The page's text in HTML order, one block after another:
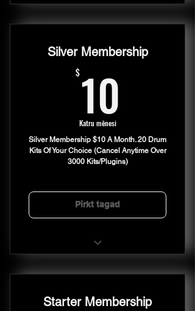
Every Month For $6
Silver Membership
$10
Katru mēnesi
Silver Membership $10 A Month. 20 Drum
Kits Of Your Choice (Cancel Anytime Over
3000 Kits/Plugins)
Pirkt tagad
Every Month For Only $10
Starter Membership